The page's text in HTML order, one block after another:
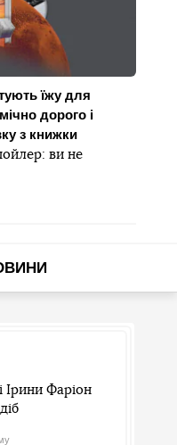
їжу для
дорого і
з книжки
ви не
Ірини Фаріон